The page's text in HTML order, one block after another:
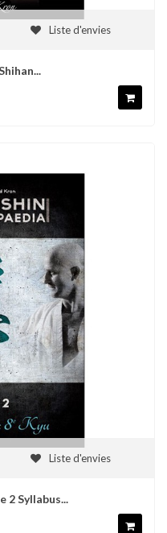
Liste d'envies
Liste d'envies
2 Syllabus...